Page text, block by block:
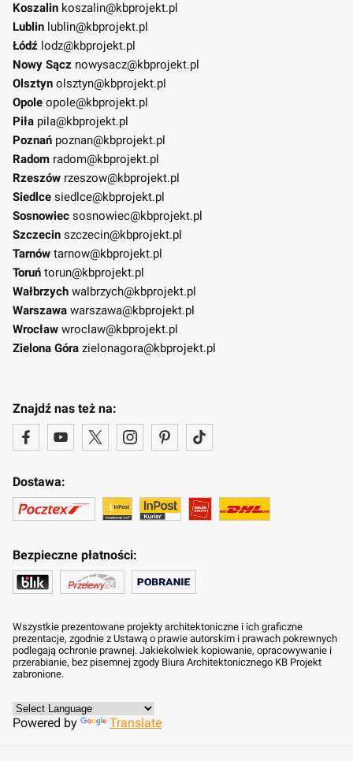
Koszalin koszalin@kbprojekt.pl
Lublin lublin@kbprojekt.pl
Łódź lodz@kbprojekt.pl
Nowy Sącz nowysacz@kbprojekt.pl
Olsztyn olsztyn@kbprojekt.pl
Opole opole@kbprojekt.pl
Piła pila@kbprojekt.pl
Poznań poznan@kbprojekt.pl
Radom radom@kbprojekt.pl
Rzeszów rzeszow@kbprojekt.pl
Siedlce siedlce@kbprojekt.pl
Sosnowiec sosnowiec@kbprojekt.pl
Szczecin szczecin@kbprojekt.pl
Tarnów tarnow@kbprojekt.pl
Toruń torun@kbprojekt.pl
Wałbrzych walbrzych@kbprojekt.pl
Warszawa warszawa@kbprojekt.pl
Wrocław wroclaw@kbprojekt.pl
Zielona Góra zielonagora@kbprojekt.pl
Znajdź nas też na:
Dostawa:
Bezpieczne płatności:
Wszystkie prezentowane projekty architektoniczne i ich graficzne
prezentacje, zgodnie z Ustawą o prawie autorskim i prawach pokrewnych
podlegają ochronie prawnej. Jakiekolwiek kopiowanie, opracowywanie i
przerabianie, bez pisemnej zgody Biura Architektonicznego KB Projekt
zabronione.
Powered by Translate